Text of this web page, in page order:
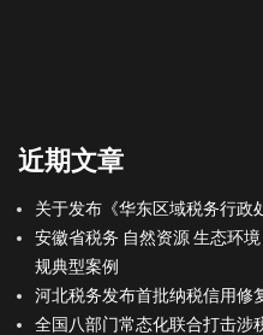
近期文章
关于发布《华东区域税务行政
安徽省税务 自然资源 生态环
规典型案例
河北税务发布首批纳税信用修
全国八部门常态化联合打击涉